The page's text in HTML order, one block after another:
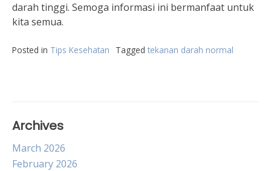
darah tinggi. Semoga informasi ini bermanfaat untuk
kita semua.
Posted in Tips Kesehatan Tagged tekanan darah normal
Archives
March 2026
February 2026